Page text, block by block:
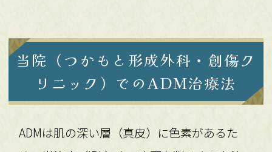
当院（つかもと形成外科・創傷ク
リニック）でのADM治療法
ADMは肌の深い層（真皮）に色素があるた